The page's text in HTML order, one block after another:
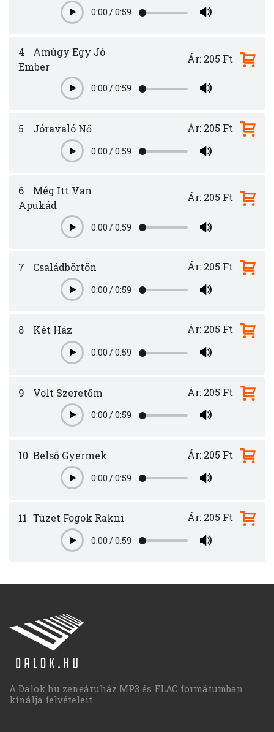
Play0:00 /0:59
4
Amúgy Egy Jó
Ember
Play0:00 /0:59
Ár: 205 Ft
5 Jóravaló Nő
Play0:00 /0:59
Ár: 205 Ft
6
Még Itt Van
Apukád
Play0:00 /0:59
Ár: 205 Ft
7 Családbörtön
Play0:00 /0:59
Ár: 205 Ft
8 Két Ház
Play0:00 /0:59
Ár: 205 Ft
9 Volt Szeretőm
Play0:00 /0:59
Ár: 205 Ft
10 Belső Gyermek
Play0:00 /0:59
Ár: 205 Ft
11 Tüzet Fogok Rakni
Play0:00 /0:59
Ár: 205 Ft
A Dalok.hu zeneáruház MP3 és FLAC formátumban
kínálja felvételeit.